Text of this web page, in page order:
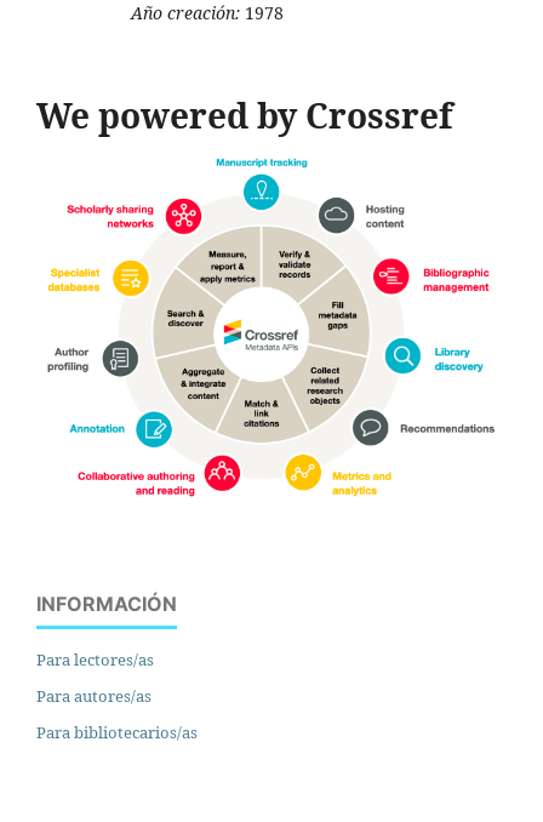
Año creación:1978
We powered by Crossref
INFORMACIÓN
Para lectores/as
Para autores/as
Para bibliotecarios/as